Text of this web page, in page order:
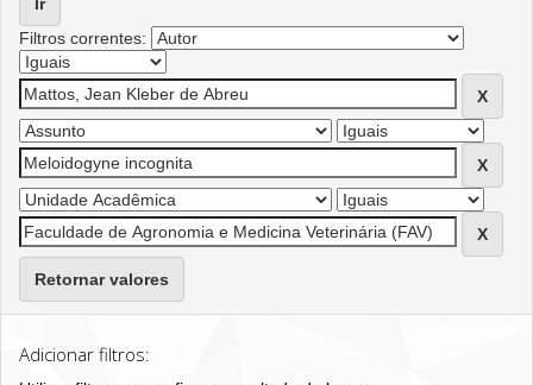
Filtros correntes:
Retornar valores
Adicionar filtros: